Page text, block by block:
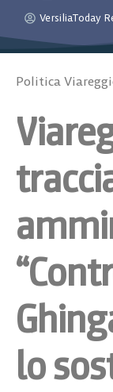
VersiliaToday
Politica
lo